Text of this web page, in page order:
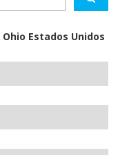
Estados Unidos